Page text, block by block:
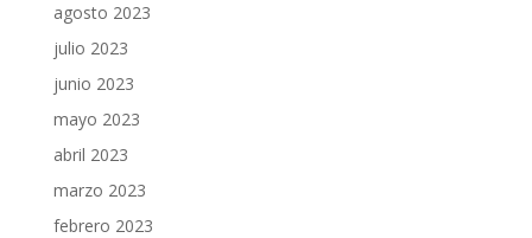
agosto 2023
julio 2023
junio 2023
mayo 2023
abril 2023
marzo 2023
febrero 2023